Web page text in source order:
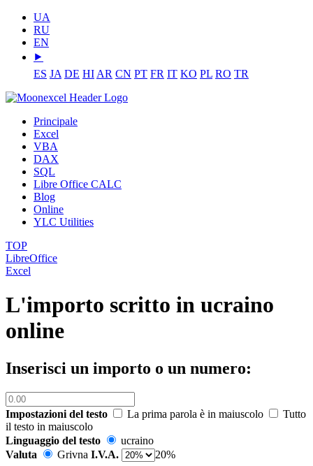
UA
RU
EN
⯈
ES JA DE HI AR CN PT FR IT KO PL RO TR
Principale
Excel
VBA
DAX
SQL
Libre Office CALC
Blog
Online
YLC Utilities
TOP
LibreOffice
Excel
L'importo scritto in ucraino
online
Inserisci un importo o un numero:
Impostazioni del testo La prima parola è in maiuscolo
Tutto
il testo in maiuscolo
Linguaggio del testo
ucraino
Valuta
Grivna I.V.A. 20%